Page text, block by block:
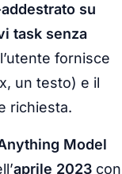
su
task senza
fornisce
un testo) e il
richiesta.
Model
aprile 2023 con